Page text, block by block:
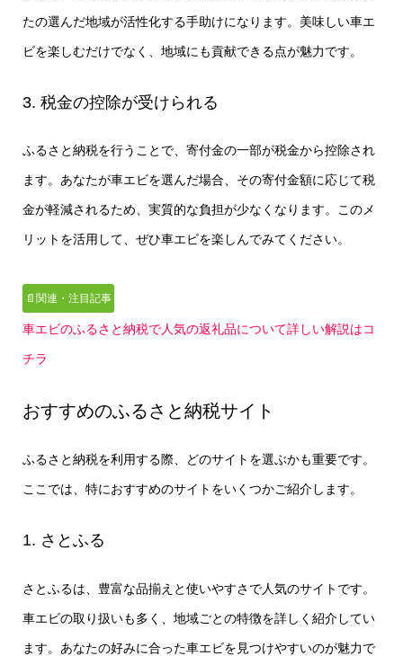
たの選んだ地域が活性化する手助けになります。美味しい車エ
ビを楽しむだけでなく、地域にも貢献できる点が魅力です。
3. 税金の控除が受けられる
ふるさと納税を行うことで、寄付金の一部が税金から控除され
ます。あなたが車エビを選んだ場合、その寄付金額に応じて税
金が軽減されるため、実質的な負担が少なくなります。このメ
リットを活用して、ぜひ車エビを楽しんでみてください。
📄関連・注目記事
車エビのふるさと納税で人気の返礼品について詳しい解説はコ
チラ
おすすめのふるさと納税サイト
ふるさと納税を利用する際、どのサイトを選ぶかも重要です。
ここでは、特におすすめのサイトをいくつかご紹介します。
1. さとふる
さとふるは、豊富な品揃えと使いやすさで人気のサイトです。
車エビの取り扱いも多く、地域ごとの特徴を詳しく紹介してい
ます。あなたの好みに合った車エビを見つけやすいのが魅力で